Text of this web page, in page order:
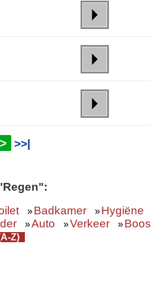
>>|
»Badkamer »Hygiëne
»Auto »Verkeer »Boos
Z)